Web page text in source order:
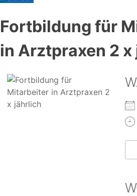
Fortbildung für
in Arztpraxen 2